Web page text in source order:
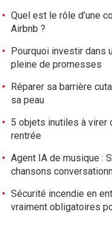
Quel est le rôle d’une
Airbnb ?
Pourquoi investir dans
pleine de promesses
Réparer sa barrière
sa peau
5 objets inutiles à virer
rentrée
Agent IA de musique :
chansons
Sécurité incendie en
vraiment obligatoires